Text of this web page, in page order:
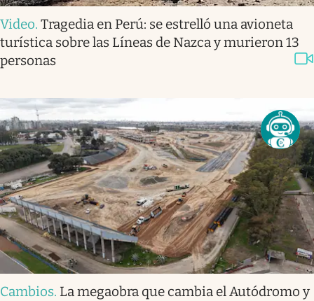
Video. Tragedia en Perú: se estrelló una avioneta
turística sobre las Líneas de Nazca y murieron 13
personas
Cambios. La megaobra que cambia el Autódromo y